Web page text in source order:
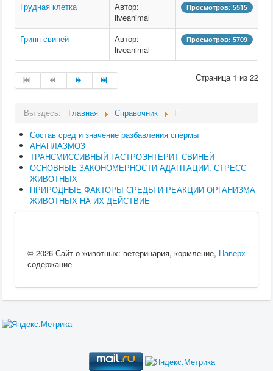
Грудная клетка
Автор:
liveanimal
Просмотров: 5515
Грипп свиней
Автор:
liveanimal
Просмотров: 5709
Страница 1 из 22
Вы здесь: Главная Справочник
Г
Состав сред и значение разбавления спермы
АНАПЛАЗМОЗ
ТРАНСМИССИВНЫЙ ГАСТРОЭНТЕРИТ СВИНЕЙ
ОСНОВНЫЕ ЗАКОНОМЕРНОСТИ АДАПТАЦИИ, СТРЕСС
ЖИВОТНЫХ
ПРИРОДНЫЕ ФАКТОРЫ СРЕДЫ И РЕАКЦИИ ОРГАНИЗМА
ЖИВОТНЫХ НА ИХ ДЕЙСТВИЕ
Наверх
© 2026 Сайт о животных: ветеринария, кормление,
содержание